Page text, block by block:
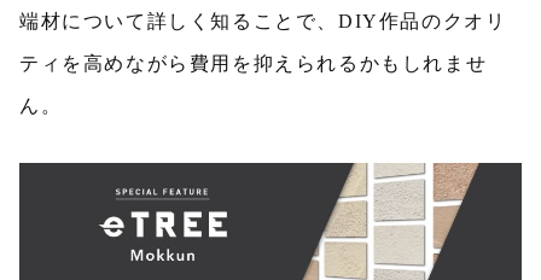
端材について詳しく知ることで、DIY作品のクオリ
ティを高めながら費用を抑えられるかもしれませ
ん。